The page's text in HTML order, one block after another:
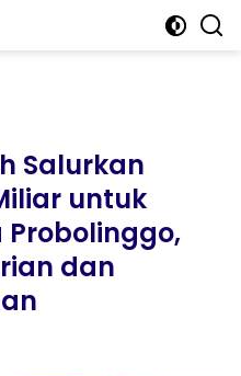
Salurkan
untuk
dan